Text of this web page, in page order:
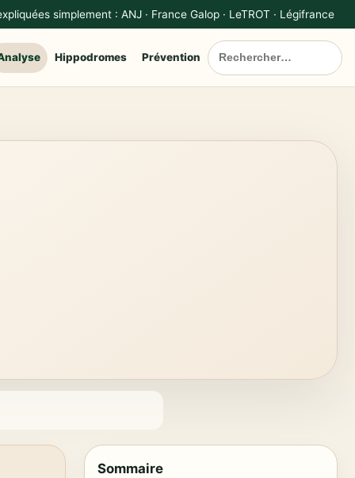
simplement : ANJ · France Galop · LeTROT · Légifrance
Hippodromes Prévention
Sommaire